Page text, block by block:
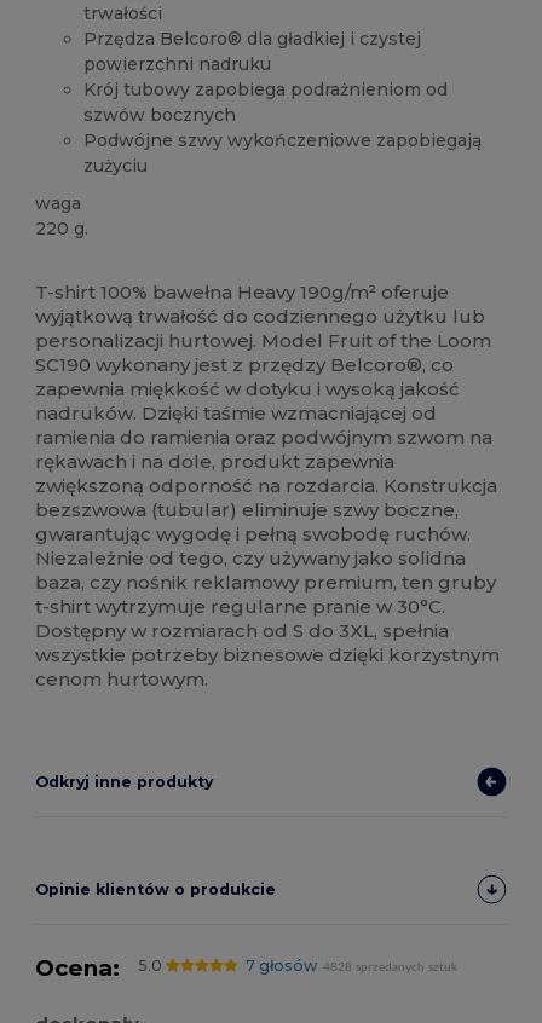
trwałości
Przędza Belcoro® dla gładkiej i czystej
powierzchni nadruku
Krój tubowy zapobiega podrażnieniom od
szwów bocznych
Podwójne szwy wykończeniowe zapobiegają
zużyciu
waga
220 g.
T-shirt 100% bawełna Heavy 190g/m² oferuje
wyjątkową trwałość do codziennego użytku lub
personalizacji hurtowej. Model Fruit of the Loom
SC190 wykonany jest z przędzy Belcoro®, co
zapewnia miękkość w dotyku i wysoką jakość
nadruków. Dzięki taśmie wzmacniającej od
ramienia do ramienia oraz podwójnym szwom na
rękawach i na dole, produkt zapewnia
zwiększoną odporność na rozdarcia. Konstrukcja
bezszwowa (tubular) eliminuje szwy boczne,
gwarantując wygodę i pełną swobodę ruchów.
Niezależnie od tego, czy używany jako solidna
baza, czy nośnik reklamowy premium, ten gruby
t-shirt wytrzymuje regularne pranie w 30°C.
Dostępny w rozmiarach od S do 3XL, spełnia
wszystkie potrzeby biznesowe dzięki korzystnym
cenom hurtowym.
Odkryj inne produkty
Opinie klientów o produkcie
Ocena: 5.0 7 głosów 4828 sprzedanych sztuk